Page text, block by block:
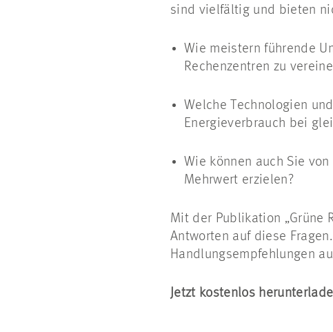
sind vielfältig und bieten
Wie meistern führende
Rechenzentren zu
Welche Technologien
Energieverbrauch bei
Wie können auch Sie
Mehrwert erzielen?
Mit der Publikation „Grüne
Antworten auf diese
Handlungsempfehlungen
Jetzt kostenlos